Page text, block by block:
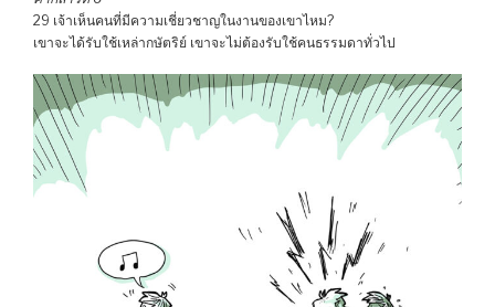
29 เจ้าเห็นคนที่มีความเชี่ยวชาญในงานของเขาไหม?
เขาจะได้รับใช้เหล่ากษัตริย์ เขาจะไม่ต้องรับใช้คนธรรมดาทั่วไป